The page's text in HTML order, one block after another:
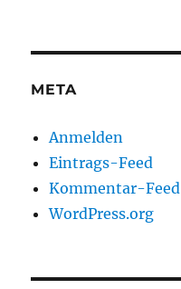
META
Anmelden
Eintrags-Feed
Kommentar-Feed
WordPress.org